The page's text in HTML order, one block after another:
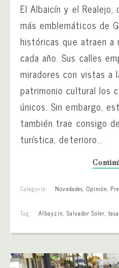
El Albaicín y el
más emblemáticos de
históricas que atraen
cada año. Sus calles
miradores con vistas a
patrimonio cultural los
únicos. Sin embargo,
también trae consigo
turística, deterioro...
Categoría: Novedades, Opinión,
Tag: Albayzín, Salvador Soler,